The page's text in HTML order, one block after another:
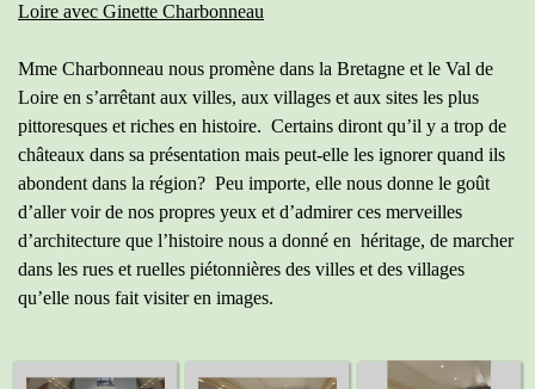
Loire avec Ginette Charbonneau
Mme Charbonneau nous promène dans la Bretagne et le Val de
Loire en s’arrêtant aux villes, aux villages et aux sites les plus
pittoresques et riches en histoire. Certains diront qu’il y a trop de
châteaux dans sa présentation mais peut-elle les ignorer quand ils
abondent dans la région? Peu importe, elle nous donne le goût
d’aller voir de nos propres yeux et d’admirer ces merveilles
d’architecture que l’histoire nous a donné en héritage, de marcher
dans les rues et ruelles piétonnières des villes et des villages
qu’elle nous fait visiter en images.